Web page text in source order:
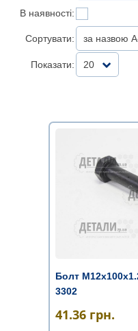
В наявності:
Сортувати: за назвою
Показати: 20
Болт
3302
41.36 грн.